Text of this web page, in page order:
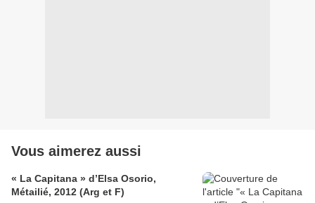
Vous aimerez aussi
« La Capitana » d’Elsa Osorio,
Métailié, 2012 (Arg et F)